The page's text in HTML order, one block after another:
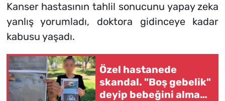
Kanser hastasının tahlil sonucunu yapay zeka
yanlış yorumladı, doktora gidinceye kadar
kabusu yaşadı.
Özel hastanede
skandal. "Boş gebelik"
deyip bebeğini almak